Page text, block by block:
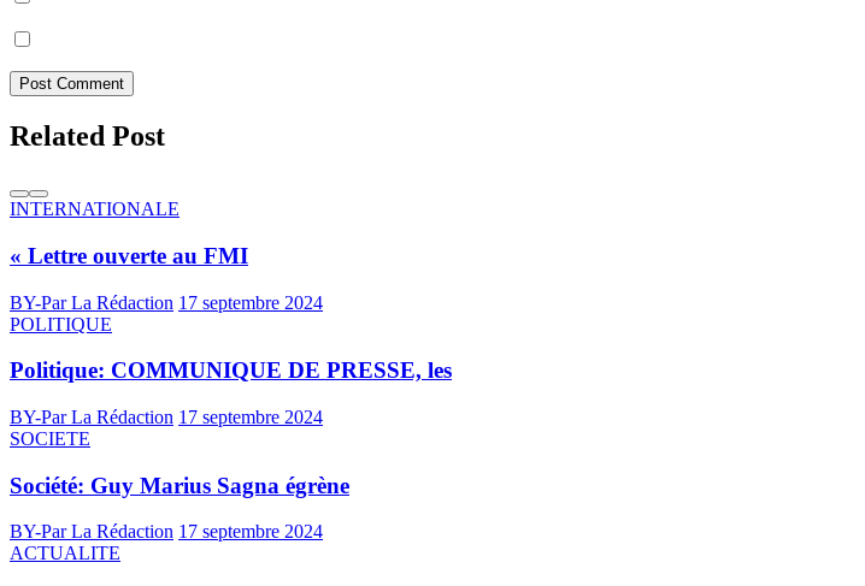
Post Comment
Related Post
INTERNATIONALE
« Lettre ouverte au FMI
BY-Par La Rédaction 17 septembre 2024
POLITIQUE
Politique: COMMUNIQUE DE PRESSE, les
BY-Par La Rédaction 17 septembre 2024
SOCIETE
Société: Guy Marius Sagna égrène
BY-Par La Rédaction 17 septembre 2024
ACTUALITE